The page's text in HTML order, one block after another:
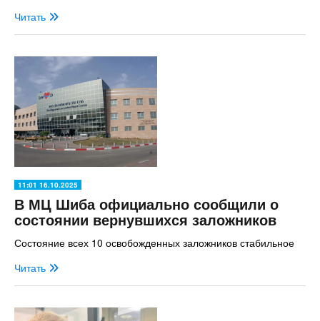
Читать
11:01 16.10.2025
В МЦ Шиба официально сообщили о
состоянии вернувшихся заложников
Состояние всех 10 освобожденных заложников стабильное
Читать